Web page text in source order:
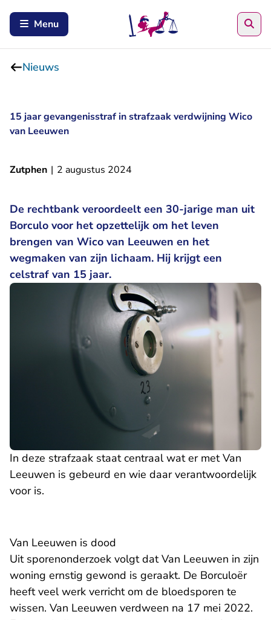
Menu
Nieuws
15 jaar gevangenisstraf in strafzaak verdwijning Wico
van Leeuwen
Zutphen | 2 augustus 2024
De rechtbank veroordeelt een 30-jarige man uit
Borculo voor het opzettelijk om het leven
brengen van Wico van Leeuwen en het
wegmaken van zijn lichaam. Hij krijgt een
celstraf van 15 jaar.
In deze strafzaak staat centraal wat er met Van
Leeuwen is gebeurd en wie daar verantwoordelijk
voor is.
Van Leeuwen is dood
Uit sporenonderzoek volgt dat Van Leeuwen in zijn
woning ernstig gewond is geraakt. De Borculoër
heeft veel werk verricht om de bloedsporen te
wissen. Van Leeuwen verdween na 17 mei 2022.